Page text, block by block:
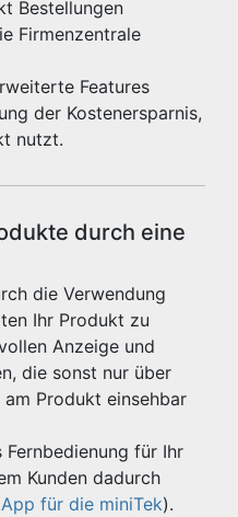
Bestellungen
Firmenzentrale
Features
der Kostenersparnis,
nutzt.
durch eine
die Verwendung
Ihr Produkt zu
Anzeige und
die sonst nur über
Produkt einsehbar
für Ihr
Kunden dadurch
für die miniTek).